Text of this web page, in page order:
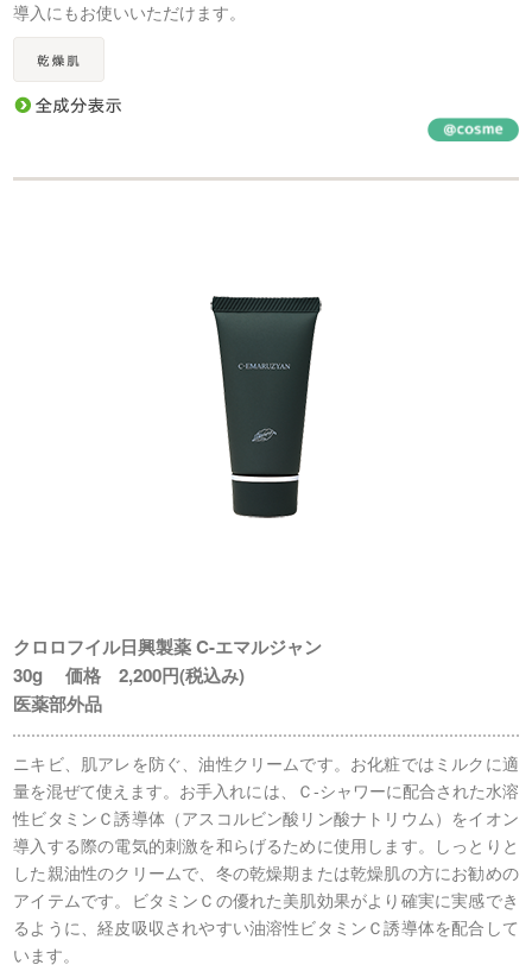
導入にもお使いいただけます。
クロロフイル日興製薬 C-エマルジャン
30g 価格 2,200円(税込み)
医薬部外品
ニキビ、肌アレを防ぐ、油性クリームです。お化粧ではミルクに適
量を混ぜて使えます。お手入れには、Ｃ-シャワーに配合された水溶
性ビタミンＣ誘導体（アスコルビン酸リン酸ナトリウム）をイオン
導入する際の電気的刺激を和らげるために使用します。しっとりと
した親油性のクリームで、冬の乾燥期または乾燥肌の方にお勧めの
アイテムです。ビタミンＣの優れた美肌効果がより確実に実感でき
るように、経皮吸収されやすい油溶性ビタミンＣ誘導体を配合して
います。